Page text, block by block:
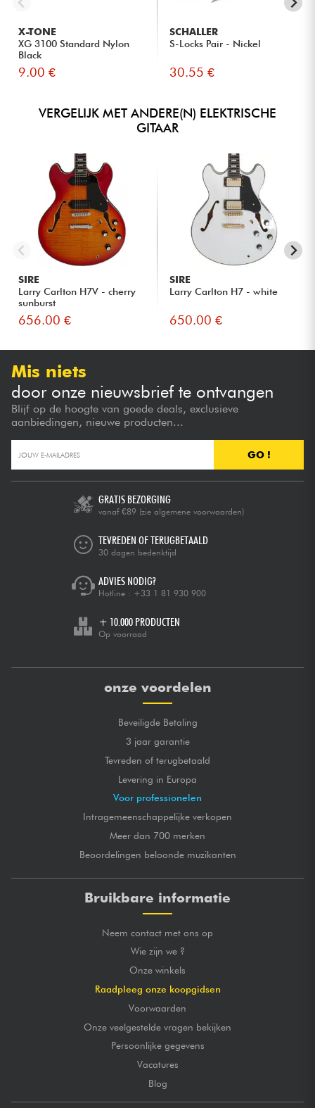
X-TONE
XG 3100 Standard Nylon
Black
9.00 €
SCHALLER
S-Locks Pair - Nickel
30.55 €
VERGELIJK MET ANDERE(N) ELEKTRISCHE
GITAAR
SIRE
Larry Carlton H7V - cherry
sunburst
656.00 €
SIRE
Larry Carlton H7 - white
650.00 €
Mis niets
door onze nieuwsbrief te ontvangen
Blijf op de hoogte van goede deals, exclusieve
aanbiedingen, nieuwe producten...
GO !
GRATIS BEZORGING
vanaf €89 (zie algemene voorwaarden)
TEVREDEN OF TERUGBETAALD
30 dagen bedenktijd
ADVIES NODIG?
Hotline : +33 1 81 930 900
+ 10.000 PRODUCTEN
Op voorraad
onze voordelen
Beveiligde Betaling
3 jaar garantie
Tevreden of terugbetaald
Levering in Europa
Voor professionelen
Intragemeenschappelijke verkopen
Meer dan 700 merken
Beoordelingen beloonde muzikanten
Bruikbare informatie
Neem contact met ons op
Wie zijn we ?
Onze winkels
Raadpleeg onze koopgidsen
Voorwaarden
Onze veelgestelde vragen bekijken
Persoonlijke gegevens
Vacatures
Blog